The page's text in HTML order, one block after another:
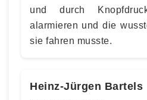
und durch
alarmieren und die
sie fahren musste.
Heinz-Jürgen Bartels